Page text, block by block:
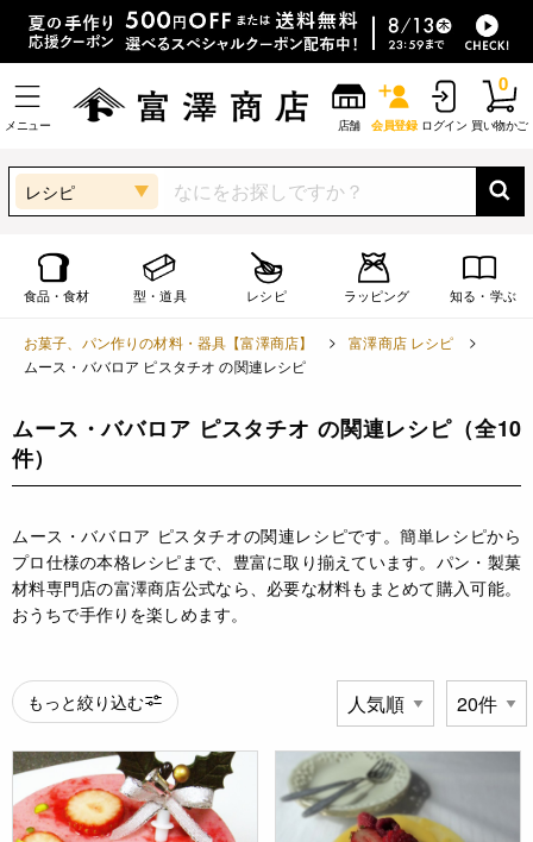
メニュー 店舗 会員登録 ログイン 買い物かご
0
レシピ
食品・食材 型・道具 レシピ ラッピング 知る・学ぶ
お菓子、パン作りの材料・器具【富澤商店】
富澤商店 レシピ
ムース・ババロア ピスタチオ の関連レシピ
ムース・ババロア ピスタチオ の関連レシピ（全10
件）
ムース・ババロア ピスタチオの関連レシピです。簡単レシピから
プロ仕様の本格レシピまで、豊富に取り揃えています。パン・製菓
材料専門店の富澤商店公式なら、必要な材料もまとめて購入可能。
おうちで手作りを楽しめます。
もっと絞り込む